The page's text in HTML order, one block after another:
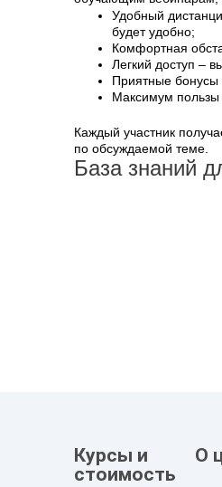
Удобный
будет удобно;
Комфортная
Легкий доступ –
Приятные бонусы
Максимум пользы
Каждый участник
по обсуждаемой теме.
База знаний
Курсы и
стоимость
О